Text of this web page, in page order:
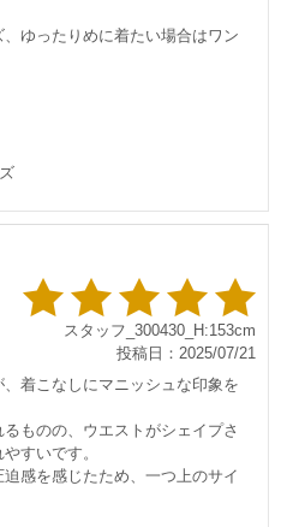
ゆったりめに着たい場合はワン
スタッフ_300430_H:153cm
投稿日：2025/07/21
着こなしにマニッシュな印象を
ものの、ウエストがシェイプさ
すいです。
感を感じたため、一つ上のサイ